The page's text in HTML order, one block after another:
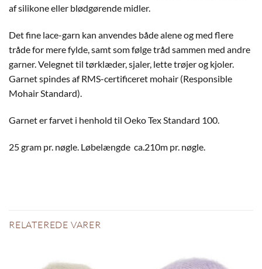
af silikone eller blødgørende midler.
Det fine lace-garn kan anvendes både alene og med flere
tråde for mere fylde, samt som følge tråd sammen med andre
garner. Velegnet til tørklæder, sjaler, lette trøjer og kjoler.
Garnet spindes af RMS-certificeret mohair (Responsible
Mohair Standard).
Garnet er farvet i henhold til Oeko Tex Standard 100.
25 gram pr. nøgle. Løbelængde ca.210m pr. nøgle.
RELATEREDE VARER